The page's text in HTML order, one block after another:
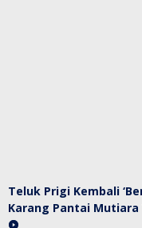
Teluk Prigi Kembali
Karang Pantai